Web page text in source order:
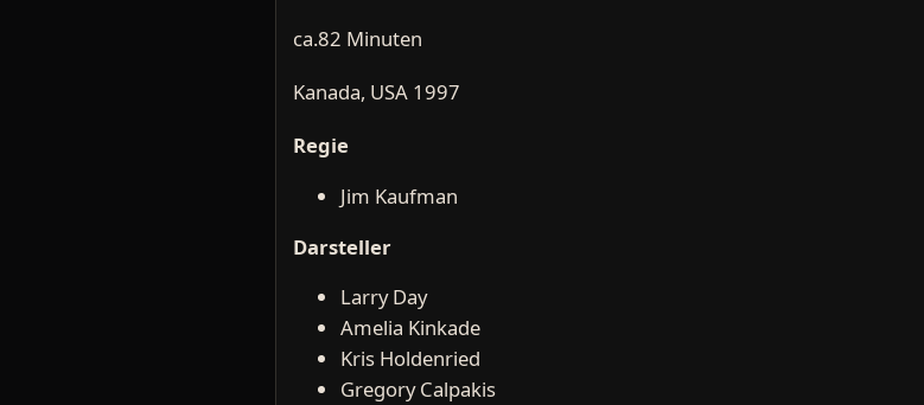
ca.82 Minuten
Kanada, USA 1997
Regie
Jim Kaufman
Darsteller
Larry Day
Amelia Kinkade
Kris Holdenried
Gregory Calpakis